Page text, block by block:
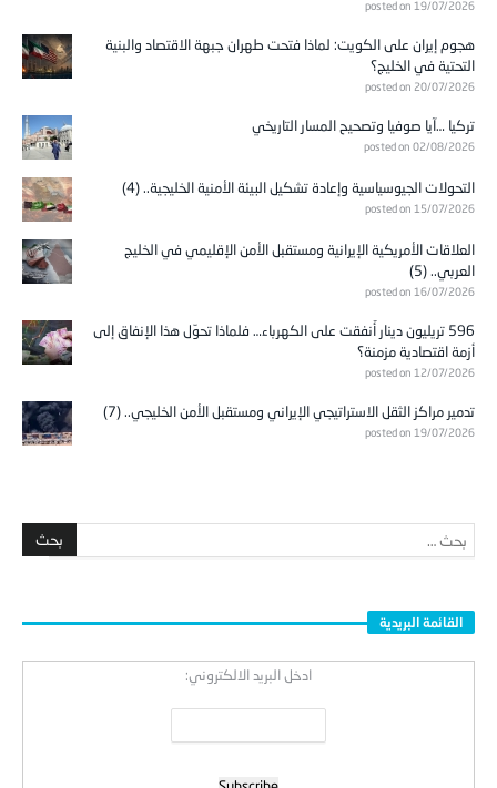
التحتية في الخليج؟
posted on 20/07/2026
posted on 02/08/2026
posted on 15/07/2026
العربي.. (5)
posted on 16/07/2026
أزمة اقتصادية مزمنة؟
posted on 12/07/2026
posted on 19/07/2026